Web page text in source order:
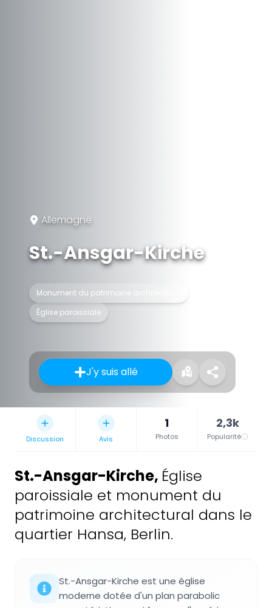
Allemagne
St.-Ansgar-Kirche
Monument du patrimoine architectural
Église paroissiale
J'y suis allé
Discussion Avis
1
Photos
2,3k
Popularité
St.-Ansgar-Kirche, Église
paroissiale et monument du
patrimoine architectural dans le
quartier Hansa, Berlin.
St.-Ansgar-Kirche est une église
moderne dotée d'un plan parabolic